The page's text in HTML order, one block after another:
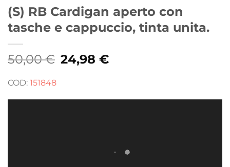
(S) RB Cardigan aperto con
tasche e cappuccio, tinta unita.
50,00€ Il
prezzo
24,98€Il
prezzo
COD: 151848